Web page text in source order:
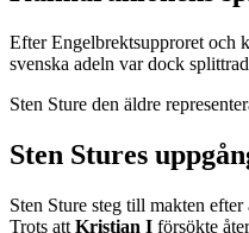
Efter Engelbrektsupproret och
svenska adeln var dock
Sten Sture den äldre
Sten Stures
Sten Sture steg till makten
Trots att Kristian I försökte